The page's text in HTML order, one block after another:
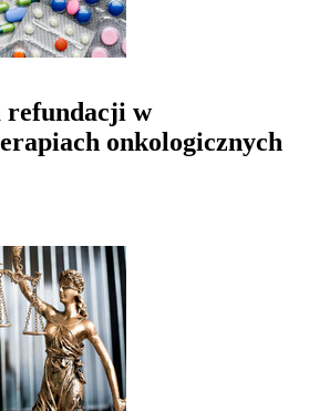
refundacji w
onkologicznych